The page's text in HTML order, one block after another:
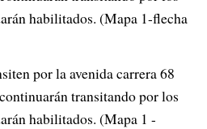
o
habilitados. (Mapa 1-flecha
por la avenida carrera 68
transitando por los
habilitados. (Mapa 1 -